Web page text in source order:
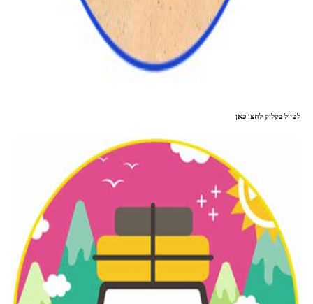
לטיול בקליק לחצו כאן